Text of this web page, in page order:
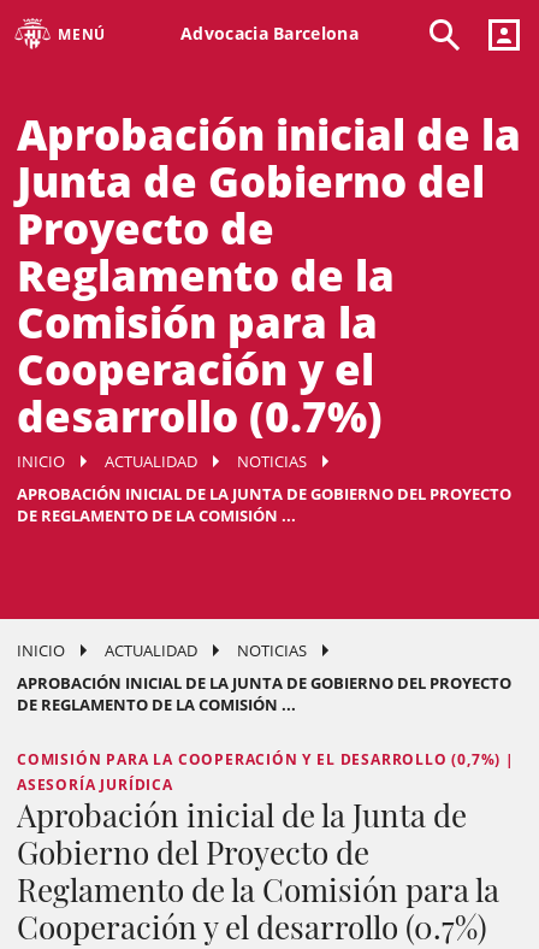
MENÚ Advocacia Barcelona
Aprobación inicial de la
Junta de Gobierno del
Proyecto de
Reglamento de la
Comisión para la
Cooperación y el
desarrollo (0.7%)
INICIO ACTUALIDAD
NOTICIAS
APROBACIÓN INICIAL DE LA JUNTA DE GOBIERNO DEL PROYECTO
DE REGLAMENTO DE LA COMISIÓN ...
INICIO ACTUALIDAD
NOTICIAS
APROBACIÓN INICIAL DE LA JUNTA DE GOBIERNO DEL PROYECTO
DE REGLAMENTO DE LA COMISIÓN ...
COMISIÓN PARA LA COOPERACIÓN Y EL DESARROLLO (0,7%) |
ASESORÍA JURÍDICA
Aprobación inicial de la Junta de
Gobierno del Proyecto de
Reglamento de la Comisión para la
Cooperación y el desarrollo (0.7%)